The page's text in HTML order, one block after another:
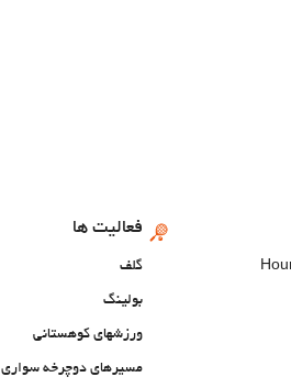
فعالیت ها
گلف
بولینگ
ورزشهای کوهستانی
مسیرهای دوچرخه سواری